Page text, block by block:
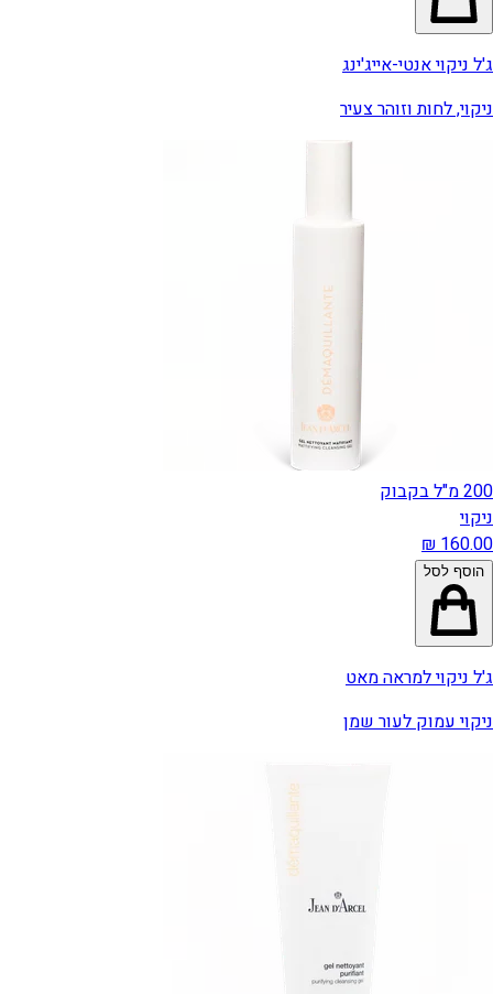
ג'ל ניקוי אנטי-אייג'ינג
ניקוי, לחות וזוהר צעיר
200 מ"ל בקבוק
ניקוי
הוסף לסל
ג'ל ניקוי למראה מאט
ניקוי עמוק לעור שמן